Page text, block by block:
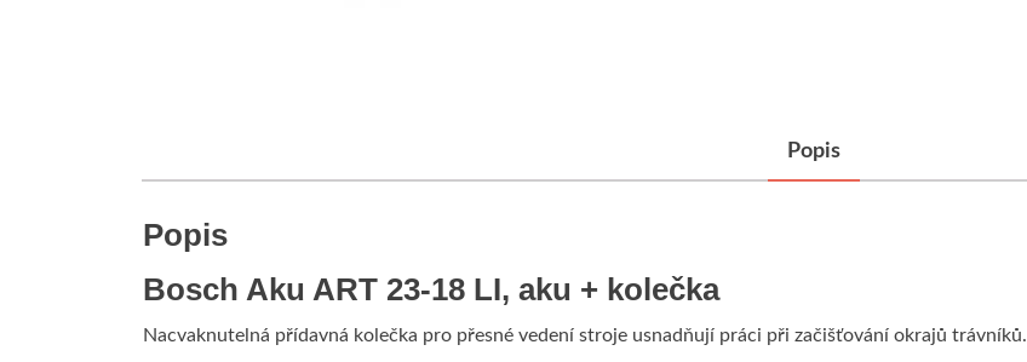
Popis
Popis
Bosch Aku ART 23-18 LI, aku + kolečka
Nacvaknutelná přídavná kolečka pro přesné vedení stroje usnadňují práci při začišťování okrajů trávníků.